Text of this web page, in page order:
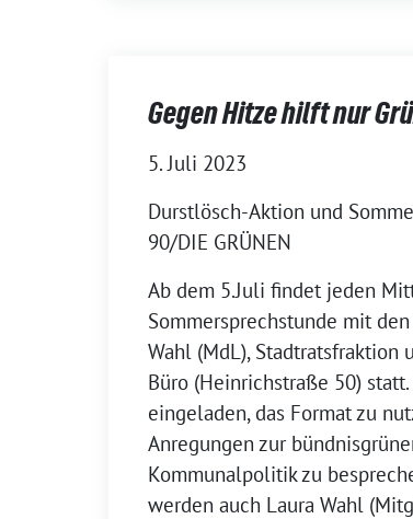
Gegen Hitze hilft nur
5. Juli 2023
Durstlösch-Aktion und
90/DIE GRÜNEN
Ab dem 5.Juli findet jeden
Sommersprechstunde mit
Wahl (MdL), Stadtratsfraktion
Büro (Heinrichstraße 50)
eingeladen, das Format zu
Anregungen zur
Kommunalpolitik zu
werden auch Laura Wahl